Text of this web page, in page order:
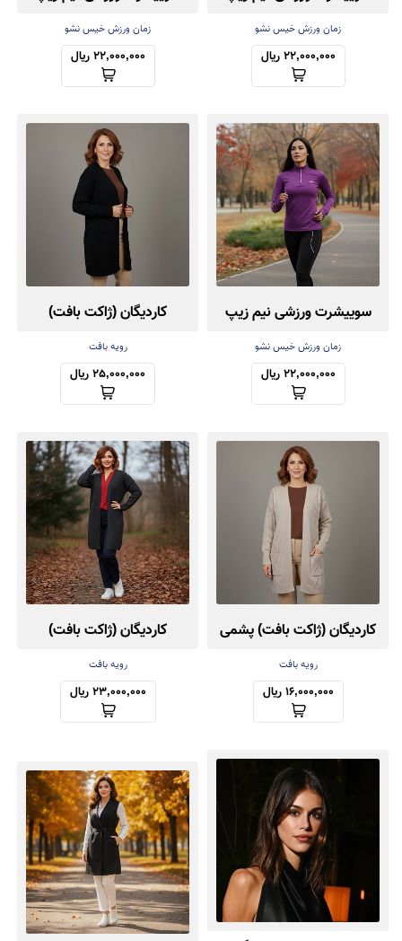
فینگردار
زمان ورزش خیس نشو
22,000,000 ریال
فینگردار
زمان ورزش خیس نشو
22,000,000 ریال
سوییشرت ورزشی نیم زیپ
فینگردار
زمان ورزش خیس نشو
22,000,000 ریال
کاردیگان (ژاکت بافت)
کش‌باف پشمی
رویه بافت
25,000,000 ریال
کاردیگان (ژاکت بافت) پشمی
رویه بافت
16,000,000 ریال
کاردیگان (ژاکت بافت)
کش‌باف پشمی
رویه بافت
23,000,000 ریال